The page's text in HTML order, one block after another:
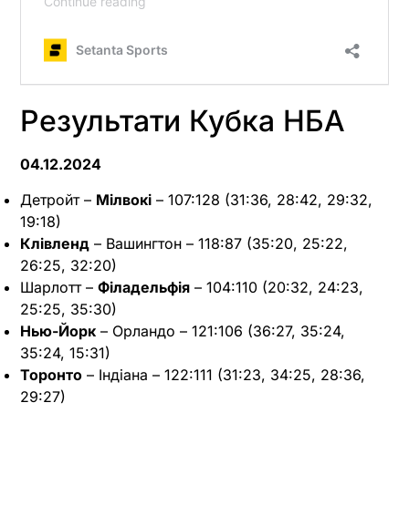
Результати Кубка НБА
04.12.2024
Детройт – Мілвокі – 107:128 (31:36, 28:42, 29:32,
19:18)
Клівленд – Вашингтон – 118:87 (35:20, 25:22,
26:25, 32:20)
Шарлотт – Філадельфія – 104:110 (20:32, 24:23,
25:25, 35:30)
Нью-Йорк – Орландо – 121:106 (36:27, 35:24,
35:24, 15:31)
Торонто – Індіана – 122:111 (31:23, 34:25, 28:36,
29:27)